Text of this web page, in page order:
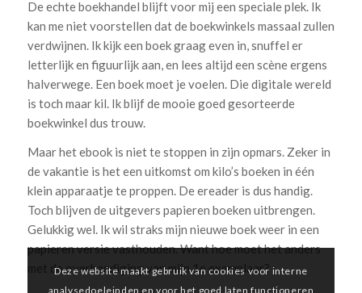
De echte boekhandel blijft voor mij een speciale plek. Ik
kan me niet voorstellen dat de boekwinkels massaal zullen
verdwijnen. Ik kijk een boek graag even in, snuffel er
letterlijk en figuurlijk aan, en lees altijd een scène ergens
halverwege. Een boek moet je voelen. Die digitale wereld
is toch maar kil. Ik blijf de mooie goed gesorteerde
boekwinkel dus trouw.
Maar het ebook is niet te stoppen in zijn opmars. Zeker in
de vakantie is het een uitkomst om kilo’s boeken in één
klein apparaatje te proppen. De ereader is dus handig.
Toch blijven de uitgevers papieren boeken uitbrengen.
Gelukkig wel. Ik wil straks mijn nieuwe boek weer in een
papieren versie vasthouden. Want hoe moet het anders
met de overhandiging van mijn 1e exemplaar?
Deze website maakt gebruik van cookies voor interne
analysedoeleinden en voor het goed laten functioneren